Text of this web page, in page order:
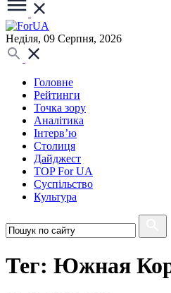
Неділя, 09 Серпня, 2026
Головне
Рейтинги
Точка зору
Аналітика
Інтерв’ю
Столиця
Дайджест
TOP For UA
Суспiльство
Культура
Тег: Южная